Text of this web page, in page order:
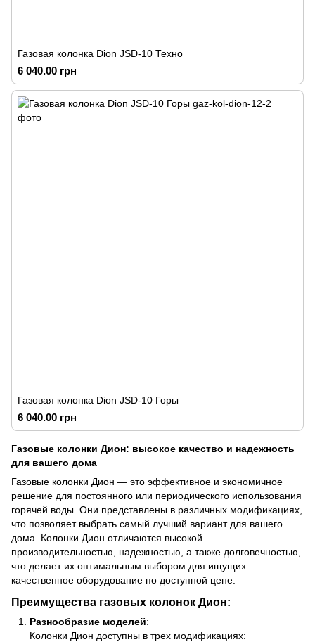
Газовая колонка Dion JSD-10 Техно
6 040.00 грн
Газовая колонка Dion JSD-10 Горы
6 040.00 грн
Газовые колонки Дион: высокое качество и надежность
для вашего дома
Газовые колонки Дион — это эффективное и экономичное
решение для постоянного или периодического использования
горячей воды. Они представлены в различных модификациях,
что позволяет выбрать самый лучший вариант для вашего
дома. Колонки Дион отличаются высокой
производительностью, надежностью, а также долговечностью,
что делает их оптимальным выбором для ищущих
качественное оборудование по доступной цене.
Преимущества газовых колонок Дион:
Разнообразие моделей:
Колонки Дион доступны в трех модификациях: